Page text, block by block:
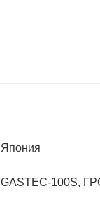
Япония
GASTEC-100S,